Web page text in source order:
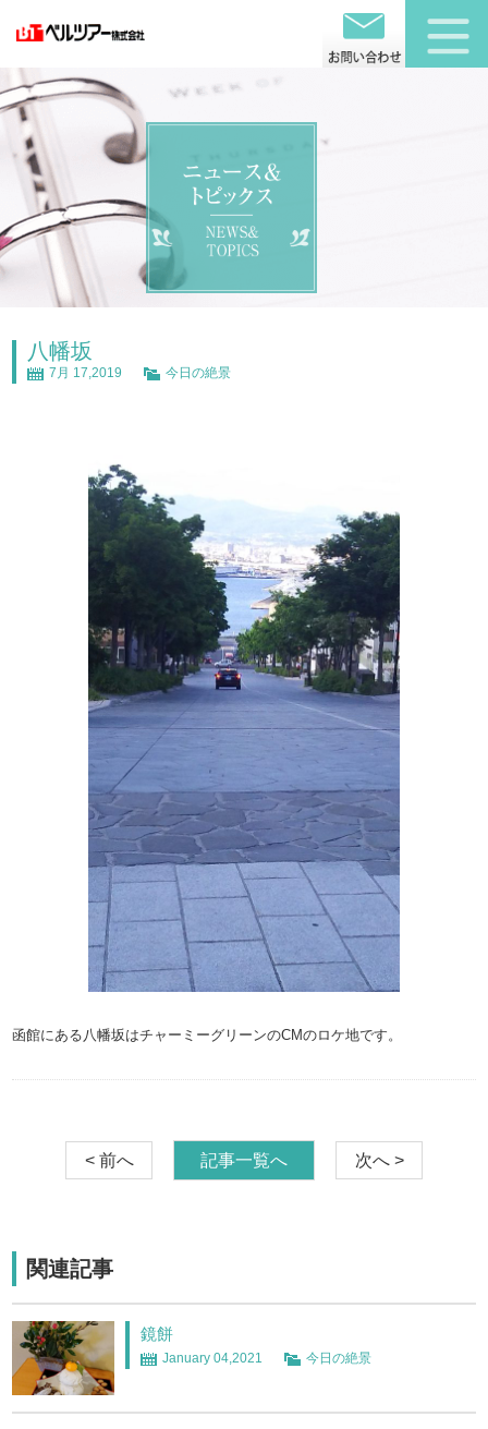
八幡坂
7月 17,2019 今日の絶景
函館にある八幡坂はチャーミーグリーンのCMのロケ地です。
< 前へ 記事一覧へ 次へ >
関連記事
鏡餅
January 04,2021 今日の絶景